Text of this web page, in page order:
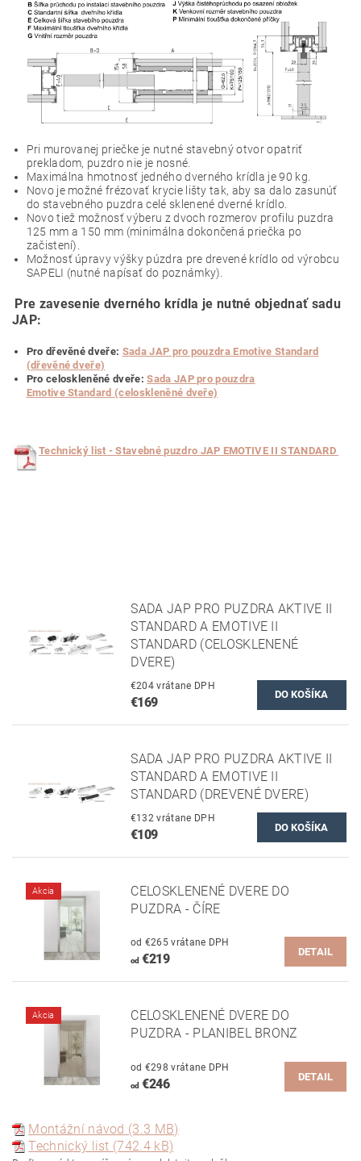
Pri murovanej priečke je nutné stavebný otvor opatriť
prekladom, puzdro nie je nosné.
Maximálna hmotnosť jedného dverného krídla je 90 kg.
Novo je možné frézovať krycie lišty tak, aby sa dalo zasunúť
do stavebného puzdra celé sklenené dverné krídlo.
Novo tiež možnosť výberu z dvoch rozmerov profilu puzdra
125 mm a 150 mm (minimálna dokončená priečka po
začistení).
Možnosť úpravy výšky púzdra pre drevené krídlo od výrobcu
SAPELI (nutné napísať do poznámky).
Pre zavesenie dverného krídla je nutné objednať sadu
JAP:
Pro dřevěné dveře: Sada JAP pro pouzdra Emotive Standard
(dřevěné dveře)
Pro celoskleněné dveře:Sada JAP pro pouzdra
Emotive Standard (celoskleněné dveře)
Technický list - Stavebné puzdro JAP EMOTIVE II STANDARD
SADA JAP PRO PUZDRA AKTIVE II
STANDARD A EMOTIVE II
STANDARD (CELOSKLENENÉ
DVERE)
€204 vrátane DPH
€169
SADA JAP PRO PUZDRA AKTIVE II
STANDARD A EMOTIVE II
STANDARD (DREVENÉ DVERE)
€132 vrátane DPH
€109
Akcia
CELOSKLENENÉ DVERE DO
PUZDRA - ČÍRE
od €265 vrátane DPH
od€219 DETAIL
Akcia
CELOSKLENENÉ DVERE DO
PUZDRA - PLANIBEL BRONZ
od €298 vrátane DPH
od€246 DETAIL
Montážní návod (3.3 MB)
Technický list (742.4 kB)